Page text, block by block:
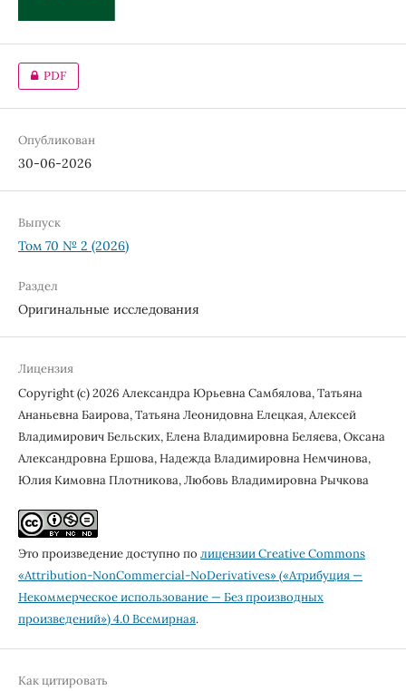
PDF
Опубликован
30-06-2026
Выпуск
Том 70 № 2 (2026)
Раздел
Оригинальные исследования
Лицензия
Copyright (c) 2026 Александра Юрьевна Самбялова, Татьяна
Ананьевна Баирова, Татьяна Леонидовна Елецкая, Алексей
Владимирович Бельских, Елена Владимировна Беляева, Оксана
Александровна Ершова, Надежда Владимировна Немчинова,
Юлия Кимовна Плотникова, Любовь Владимировна Рычкова
Это произведение доступно по лицензии Creative Commons
«Attribution-NonCommercial-NoDerivatives» («Атрибуция —
Некоммерческое использование — Без производных
произведений») 4.0 Всемирная.
Как цитировать